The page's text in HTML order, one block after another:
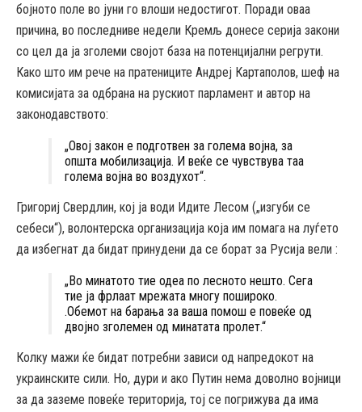
бојното поле во јуни го влоши недостигот. Поради оваа
причина, во последниве недели Кремљ донесе серија закони
со цел да ја зголеми својот база на потенцијални регрути.
Како што им рече на пратениците Андреј Картаполов, шеф на
комисијата за одбрана на рускиот парламент и автор на
законодавството:
„Овој закон е подготвен за голема војна, за
општа мобилизација. И веќе се чувствува таа
голема војна во воздухот“.
Григориј Свердлин, кој ја води Идите Лесом („изгуби се
себеси“), волонтерска организација која им помага на луѓето
да избегнат да бидат принудени да се борат за Русија вели :
„Во минатото тие одеа по лесното нешто. Сега
тие ја фрлаат мрежата многу пошироко.
.Обемот на барања за ваша помош е повеќе од
двојно зголемен од минатата пролет.“
Колку мажи ќе бидат потребни зависи од напредокот на
украинските сили. Но, дури и ако Путин нема доволно војници
за да заземе повеќе територија, тој се погрижува да има